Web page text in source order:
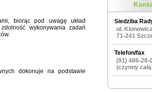
biorąc pod uwagę układ
wykonywania zadań
dokonuje na podstawie
Siedziba
ul.
71-241
Telefon/fax
(91) 486-28-
(czynny